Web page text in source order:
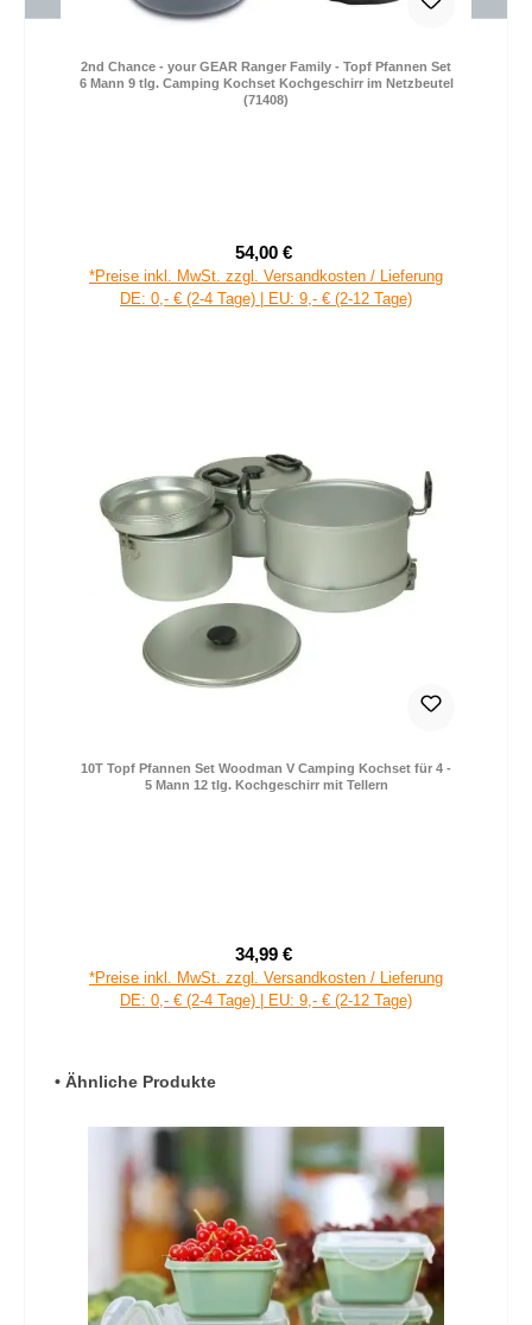
2nd Chance - your GEAR Ranger Family - Topf Pfannen Set
6 Mann 9 tlg. Camping Kochset Kochgeschirr im Netzbeutel
(71408)
Verkaufspreis:
54,00 €
*Preise inkl. MwSt. zzgl. Versandkosten / Lieferung
DE: 0,- € (2-4 Tage) | EU: 9,- € (2-12 Tage)
10T Topf Pfannen Set Woodman V Camping Kochset für 4 -
5 Mann 12 tlg. Kochgeschirr mit Tellern
Verkaufspreis:
34,99 €
*Preise inkl. MwSt. zzgl. Versandkosten / Lieferung
DE: 0,- € (2-4 Tage) | EU: 9,- € (2-12 Tage)
Produktgalerie überspringen
• Ähnliche Produkte